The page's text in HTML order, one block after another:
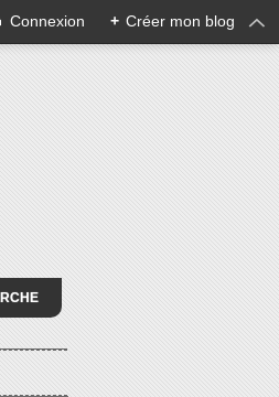
Connexion + Créer mon blog